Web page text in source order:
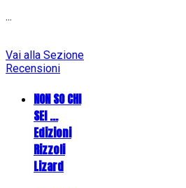
...
Vai alla Sezione
Recensioni
NON SO CHI
SEI ...
Edizioni
Rizzoli
Lizard